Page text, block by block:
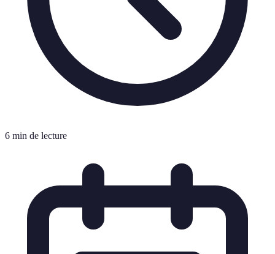
6 min de lecture